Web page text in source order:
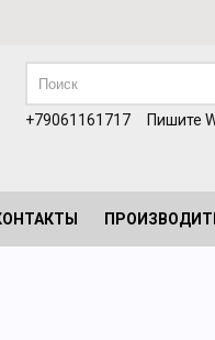
+79061161717 Пишите